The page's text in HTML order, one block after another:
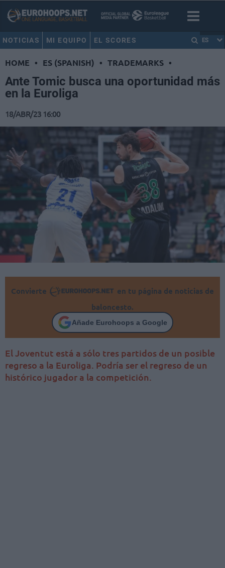
NOTICIAS MI EQUIPO EL SCORES ES
HOME • ES (SPANISH) • TRADEMARKS •
Ante Tomic busca una oportunidad más
en la Euroliga
18/ABR/23 16:00
Convierte
en tu página de noticias de
baloncesto.
Añade Eurohoops a Google
El Joventut está a sólo tres partidos de un posible
regreso a la Euroliga. Podría ser el regreso de un
histórico jugador a la competición.